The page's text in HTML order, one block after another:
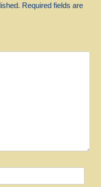
Required fields are